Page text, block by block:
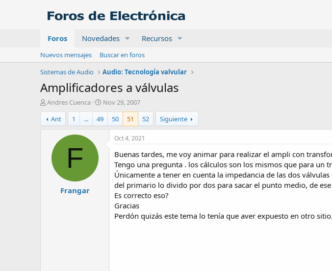
Foros Novedades Recursos
Nuevos mensajes
Buscar en foros
Sistemas de Audio
Audio: Tecnología valvular
Amplificadores a válvulas
A
u
t
o
Andres Cuenca
F
e
c
h
Nov 29, 2007
Ant
1 ... 49 50 51 52 Siguiente
F
Frangar
Oct 4, 2021
Buenas tardes, me voy animar para realizar el ampli con
Tengo una pregunta . los cálculos son los mismos que para un
Únicamente a tener en cuenta la impedancia de las dos
del primario lo divido por dos para sacar el punto medio, de
Es correcto eso?
Gracias
Perdón quizás este tema lo tenía que aver expuesto en otro sitio.